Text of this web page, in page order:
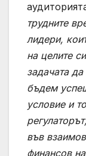
трудните
лидери,
на целите
задачата
бъдем
условие и
във
финансов